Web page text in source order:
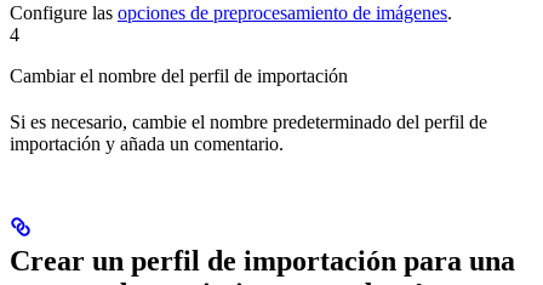
Configure las opciones de preprocesamiento de imágenes.
4
Cambiar el nombre del perfil de importación
Si es necesario, cambie el nombre predeterminado del perfil de
importación y añada un comentario.
Crear un perfil de importación para una